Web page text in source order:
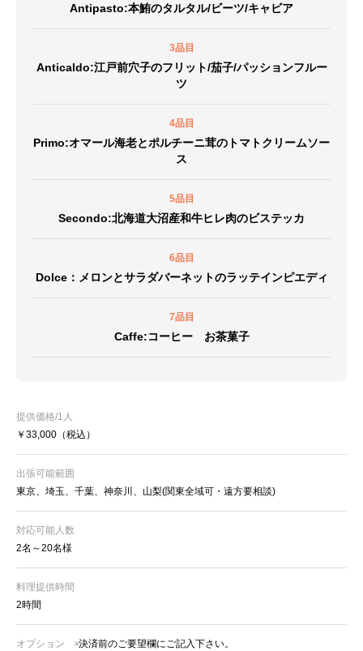
Antipasto:本鮪のタルタル/ビーツ/キャビア
3品目
Anticaldo:江戸前穴子のフリット/茄子/パッションフルー
ツ
4品目
Primo:オマール海老とポルチーニ茸のトマトクリームソー
ス
5品目
Secondo:北海道大沼産和牛ヒレ肉のビステッカ
6品目
Dolce：メロンとサラダバーネットのラッテインピエディ
7品目
Caffe:コーヒー お茶菓子
提供価格/1人
￥33,000 （税込）
出張可能範囲
東京、埼玉、千葉、神奈川、山梨(関東全域可・遠方要相談)
対応可能人数
2名～20名様
料理提供時間
2時間
オプション ※決済前のご要望欄にご記入下さい。